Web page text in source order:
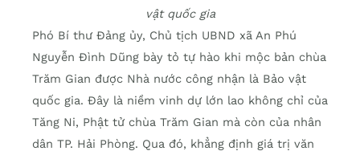
vật quốc gia
Phó Bí thư Đảng ủy, Chủ tịch UBND xã An Phú
Nguyễn Đình Dũng bày tỏ tự hào khi mộc bản chùa
Trăm Gian được Nhà nước công nhận là Bảo vật
quốc gia. Đây là niềm vinh dự lớn lao không chỉ của
Tăng Ni, Phật tử chùa Trăm Gian mà còn của nhân
dân TP. Hải Phòng. Qua đó, khẳng định giá trị văn